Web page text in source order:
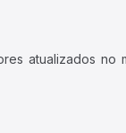
atualizados no